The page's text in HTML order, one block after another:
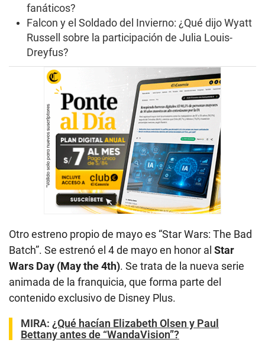
fanáticos?
Falcon y el Soldado del Invierno: ¿Qué dijo Wyatt
Russell sobre la participación de Julia Louis-
Dreyfus?
Otro estreno propio de mayo es “Star Wars: The Bad
Batch”. Se estrenó el 4 de mayo en honor al Star
Wars Day (May the 4th). Se trata de la nueva serie
animada de la franquicia, que forma parte del
contenido exclusivo de Disney Plus.
MIRA: ¿Qué hacían Elizabeth Olsen y Paul
Bettany antes de “WandaVision”?